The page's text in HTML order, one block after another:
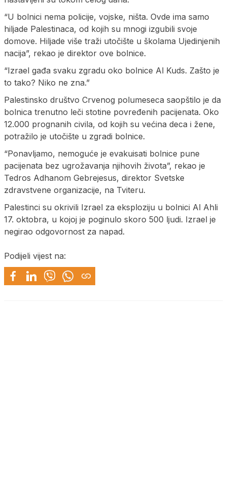
“U bolnici nema policije, vojske, ništa. Ovde ima samo
hiljade Palestinaca, od kojih su mnogi izgubili svoje
domove. Hiljade više traži utočište u školama Ujedinjenih
nacija”, rekao je direktor ove bolnice.
“Izrael gađa svaku zgradu oko bolnice Al Kuds. Zašto je
to tako? Niko ne zna.”
Palestinsko društvo Crvenog polumeseca saopštilo je da
bolnica trenutno leči stotine povređenih pacijenata. Oko
12.000 prognanih civila, od kojih su većina deca i žene,
potražilo je utočište u zgradi bolnice.
“Ponavljamo, nemoguće je evakuisati bolnice pune
pacijenata bez ugrožavanja njihovih života”, rekao je
Tedros Adhanom Gebrejesus, direktor Svetske
zdravstvene organizacije, na Tviteru.
Palestinci su okrivili Izrael za eksploziju u bolnici Al Ahli
17. oktobra, u kojoj je poginulo skoro 500 ljudi. Izrael je
negirao odgovornost za napad.
Podijeli vijest na: